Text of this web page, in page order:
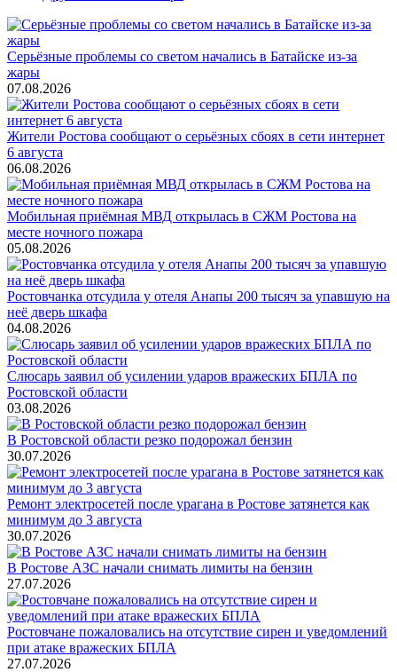
Серьёзные проблемы со светом начались в Батайске из-за
жары
07.08.2026
Жители Ростова сообщают о серьёзных сбоях в сети интернет
6 августа
06.08.2026
Мобильная приёмная МВД открылась в СЖМ Ростова на
месте ночного пожара
05.08.2026
Ростовчанка отсудила у отеля Анапы 200 тысяч за упавшую на
неё дверь шкафа
04.08.2026
Слюсарь заявил об усилении ударов вражеских БПЛА по
Ростовской области
03.08.2026
В Ростовской области резко подорожал бензин
30.07.2026
Ремонт электросетей после урагана в Ростове затянется как
минимум до 3 августа
30.07.2026
В Ростове АЗС начали снимать лимиты на бензин
27.07.2026
Ростовчане пожаловались на отсутствие сирен и уведомлений
при атаке вражеских БПЛА
27.07.2026